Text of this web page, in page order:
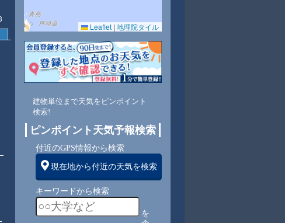
72 69 66 69
Leaflet | 地理院タイル
建物単位まで天気をピンポイント
検索!
ピンポイント天気予報検索
付近のGPS情報から検索
現在地から付近の天気を検索
キーワードから検索
を